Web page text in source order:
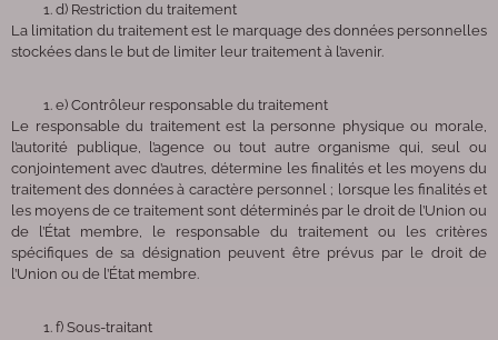
d) Restriction du traitement
La limitation du traitement est le marquage des données personnelles
stockées dans le but de limiter leur traitement à l’avenir.
e) Contrôleur responsable du traitement
Le responsable du traitement est la personne physique ou morale,
l’autorité publique, l’agence ou tout autre organisme qui, seul ou
conjointement avec d’autres, détermine les finalités et les moyens du
traitement des données à caractère personnel ; lorsque les finalités et
les moyens de ce traitement sont déterminés par le droit de l’Union ou
de l’État membre, le responsable du traitement ou les critères
spécifiques de sa désignation peuvent être prévus par le droit de
l’Union ou de l’État membre.
f) Sous-traitant